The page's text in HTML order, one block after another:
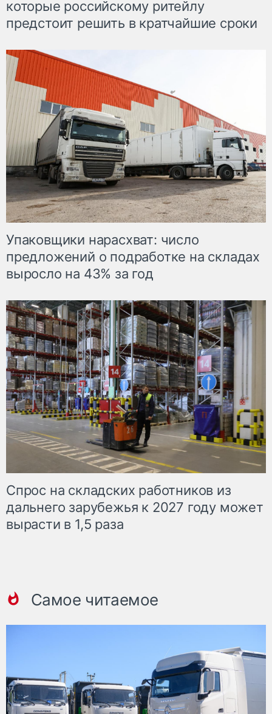
которые российскому ритейлу
предстоит решить в кратчайшие сроки
Упаковщики нарасхват: число
предложений о подработке на складах
выросло на 43% за год
Спрос на складских работников из
дальнего зарубежья к 2027 году может
вырасти в 1,5 раза
Самое читаемое